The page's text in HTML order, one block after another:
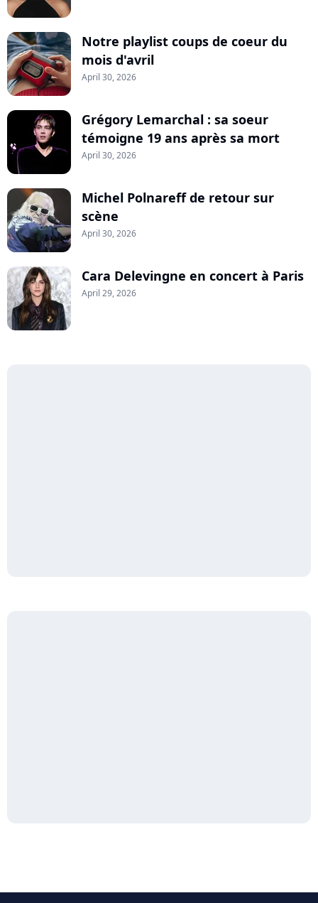
Notre playlist coups de coeur du
mois d'avril
April 30, 2026
Grégory Lemarchal : sa soeur
témoigne 19 ans après sa mort
April 30, 2026
Michel Polnareff de retour sur
scène
April 30, 2026
Cara Delevingne en concert à Paris
April 29, 2026